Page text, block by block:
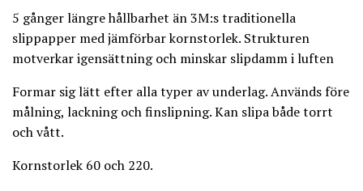
5 gånger längre hållbarhet än 3M:s traditionella
slippapper med jämförbar kornstorlek. Strukturen
motverkar igensättning och minskar slipdamm i luften
Formar sig lätt efter alla typer av underlag. Används före
målning, lackning och finslipning. Kan slipa både torrt
och vått.
Kornstorlek 60 och 220.